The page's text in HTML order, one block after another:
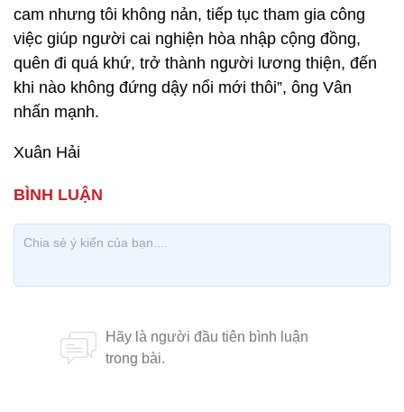
cam nhưng tôi không nản, tiếp tục tham gia công
việc giúp người cai nghiện hòa nhập cộng đồng,
quên đi quá khứ, trở thành người lương thiện, đến
khi nào không đứng dậy nổi mới thôi”, ông Vân
nhấn mạnh.
Xuân Hải